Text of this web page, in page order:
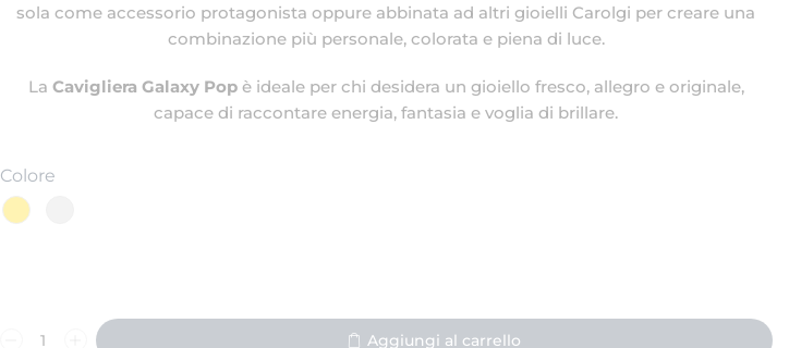
sola come accessorio protagonista oppure abbinata ad altri gioielli Carolgi per creare una
combinazione più personale, colorata e piena di luce.
La Cavigliera Galaxy Popè ideale per chi desidera un gioiello fresco, allegro e originale,
capace di raccontare energia, fantasia e voglia di brillare.
Colore
Aggiungi al carrello